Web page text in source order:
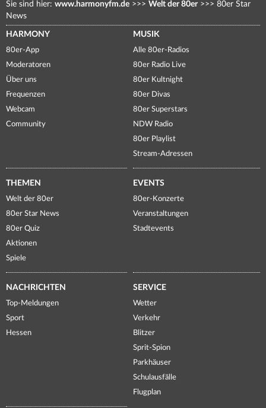
Sie sind hier: www.harmonyfm.de >>> Welt der 80er >>> 80er Star
News
HARMONY
80er-App
Moderatoren
Über uns
Frequenzen
Webcam
Community
MUSIK
Alle 80er-Radios
80er Radio Live
80er Kultnight
80er Divas
80er Superstars
NDW Radio
80er Playlist
Stream-Adressen
THEMEN
Welt der 80er
80er Star News
80er Quiz
Aktionen
Spiele
EVENTS
80er-Konzerte
Veranstaltungen
Stadtevents
NACHRICHTEN
Top-Meldungen
Sport
Hessen
SERVICE
Wetter
Verkehr
Blitzer
Sprit-Spion
Parkhäuser
Schulausfälle
Flugplan